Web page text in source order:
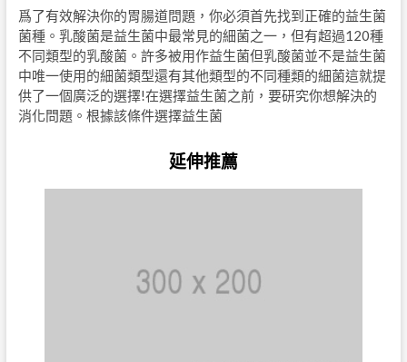
爲了有效解決你的胃腸道問題，你必須首先找到正確的益生菌
菌種。乳酸菌是益生菌中最常見的細菌之一，但有超過120種
不同類型的乳酸菌。許多被用作益生菌但乳酸菌並不是益生菌
中唯一使用的細菌類型還有其他類型的不同種類的細菌這就提
供了一個廣泛的選擇!在選擇益生菌之前，要研究你想解決的
消化問題。根據該條件選擇益生菌
延伸推薦